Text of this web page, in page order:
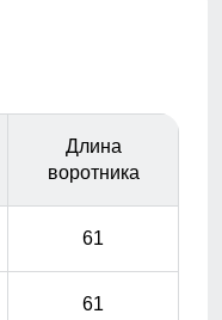
головы от
как ветер,
Длина
воротника
61
61